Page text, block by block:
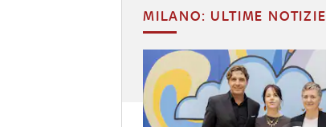
MILANO: ULTIME NOTIZIE